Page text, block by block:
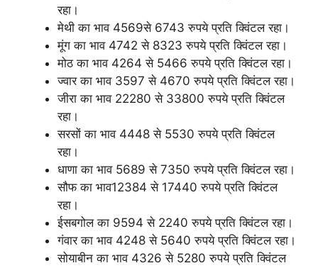
रहा।
मेथी का भाव 4569से 6743 रुपये प्रति क्विंटल रहा।
मूंग का भाव 4742 से 8323 रुपये प्रति क्विंटल रहा।
मोठ का भाव 4264 से 5466 रुपये प्रति क्विंटल रहा।
ज्वार का भाव 3597 से 4670 रुपये प्रति क्विंटल रहा।
जीरा का भाव 22280 से 33800 रुपये प्रति क्विंटल
रहा।
सरसों का भाव 4448 से 5530 रुपये प्रति क्विंटल
रहा।
धाणा का भाव 5689 से 7350 रुपये प्रति क्विंटल रहा।
सौफ का भाव12384 से 17440 रुपये प्रति क्विंटल
रहा।
ईसबगोल का 9594 से 2240 रुपये प्रति क्विंटल रहा।
गंवार का भाव 4248 से 5640 रुपये प्रति क्विंटल रहा।
सोयाबीन का भाव 4326 से 5280 रुपये प्रति क्विंटल